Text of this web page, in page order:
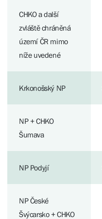
CHKO a další
zvláště chráněná
území ČR mimo
níže uvedené
Krkonošský NP
NP + CHKO
Šumava
NP Podyjí
NP České
Švýcarsko + CHKO